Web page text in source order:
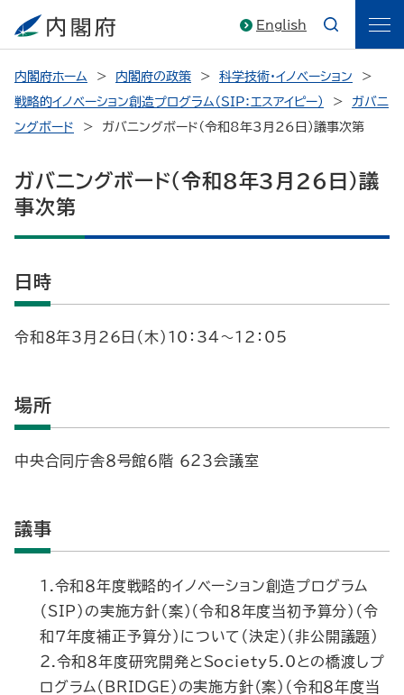
English
内閣府ホーム 内閣府の政策
科学技術・イノベーション
戦略的イノベーション創造プログラム（SIP：エスアイピー）
ガバニ
ングボード
ガバニングボード（令和8年3月26日）議事次第
ガバニングボード（令和8年3月26日）議
事次第
日時
令和８年3月26日（木）10：34～12：05
場所
中央合同庁舎８号館６階 ６２３会議室
議事
１.令和８年度戦略的イノベーション創造プログラム
（SIP）の実施方針（案）（令和８年度当初予算分）（令
和７年度補正予算分）について（決定）（非公開議題）
２.令和８年度研究開発とSociety5.0との橋渡しプ
ログラム（BRIDGE）の実施方針（案）（令和８年度当